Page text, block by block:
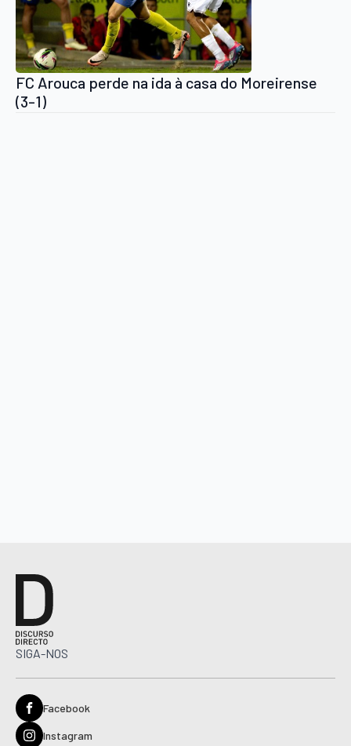
FC Arouca perde na ida à casa do Moreirense
(3-1)
SIGA-NOS
Facebook
Instagram